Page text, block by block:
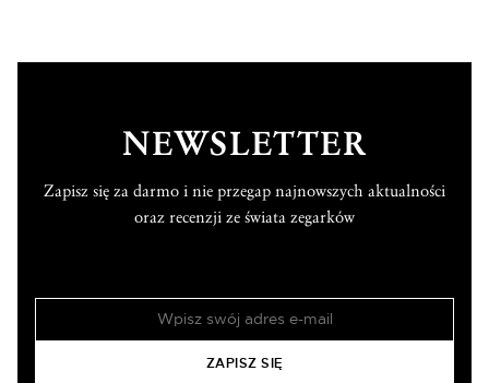
NEWSLETTER
Zapisz się za darmo i nie przegap najnowszych aktualności
oraz recenzji ze świata zegarków